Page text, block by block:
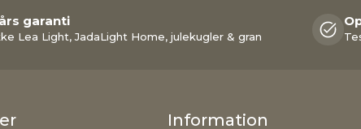
garanti
Lea Light, JadaLight Home, julekugler & gran
Information